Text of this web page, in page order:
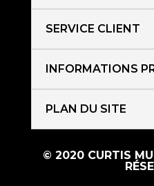
SERVICE CLIENT
INFORMATIONS
PLAN DU SITE
© 2020 CURTIS